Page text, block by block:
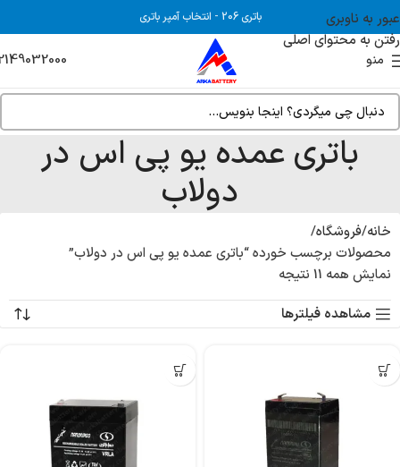
عبور به ناوبری
رفتن به محتوای اصلی
باتری 206 - انتخاب آمپر باتری
منو
باتری عمده یو پی اس در
دولاب
خانه فروشگاه
محصولات برچسب خورده “باتری عمده یو پی اس در دولاب”
نمایش همه 11 نتیجه
مشاهده فیلترها